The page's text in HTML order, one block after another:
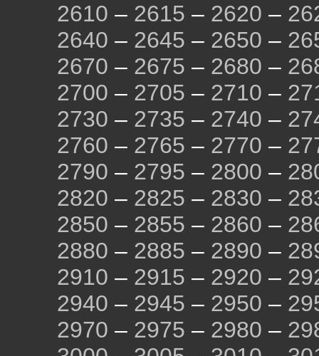
2610 – 2615 – 2620 –
2640 – 2645 – 2650 –
2670 – 2675 – 2680 –
2700 – 2705 – 2710 –
2730 – 2735 – 2740 –
2760 – 2765 – 2770 –
2790 – 2795 – 2800 –
2820 – 2825 – 2830 –
2850 – 2855 – 2860 –
2880 – 2885 – 2890 –
2910 – 2915 – 2920 –
2940 – 2945 – 2950 –
2970 – 2975 – 2980 –